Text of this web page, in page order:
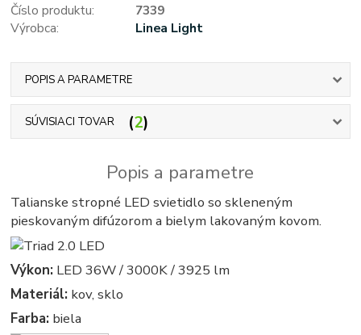
Číslo produktu:
7339
Výrobca:
Linea Light
POPIS A PARAMETRE
SÚVISIACI TOVAR 2
Popis a parametre
Talianske stropné LED svietidlo so skleneným
pieskovaným difúzorom a bielym lakovaným kovom.
Výkon: LED 36W / 3000K / 3925 lm
Materiál: kov, sklo
Farba: biela